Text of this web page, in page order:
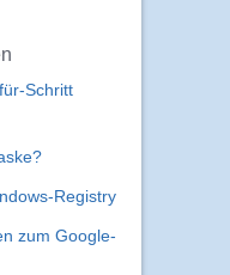
Schritt
Registry
zum Google-